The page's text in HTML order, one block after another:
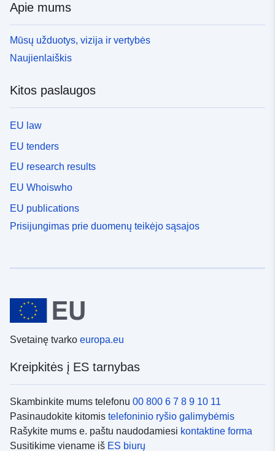
Apie mums
Mūsų užduotys, vizija ir vertybės
Naujienlaiškis
Kitos paslaugos
EU law
EU tenders
EU research results
EU Whoiswho
EU publications
Prisijungimas prie duomenų teikėjo sąsajos
Svetainę tvarko europa.eu
Kreipkitės į ES tarnybas
Skambinkite mums telefonu 00 800 6 7 8 9 10 11
Pasinaudokite kitomis telefoninio ryšio galimybėmis
Rašykite mums e. paštu naudodamiesi kontaktine forma
Susitikime viename iš ES biurų